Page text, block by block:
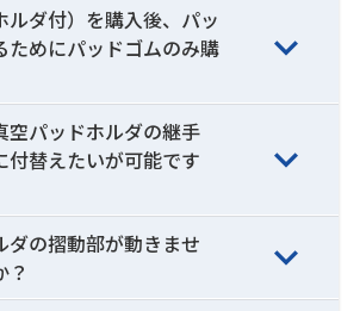
ルダ付）を購入後、パッ
ためにパッドゴムのみ購
空パッドホルダの継手
付替えたいが可能です
ダの摺動部が動きませ
？